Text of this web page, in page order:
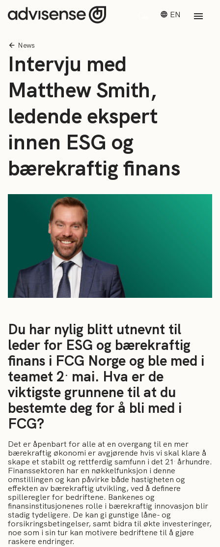
EN
News
Intervju med
Matthew Smith,
ledende ekspert
innen ESG og
bærekraftig finans
Du har nylig blitt utnevnt til
leder for ESG og bærekraftig
finans i FCG Norge og ble med i
teamet 2. mai. Hva er de
viktigste grunnene til at du
bestemte deg for å bli med i
FCG?
Det er åpenbart for alle at en overgang til en mer
bærekraftig økonomi er avgjørende hvis vi skal klare å
skape et stabilt og rettferdig samfunn i det 21 . århundre.
Finanssektoren har en nøkkelfunksjon i denne
omstillingen og kan påvirke både hastigheten og
effekten av bærekraftig utvikling, ved å definere
spilleregler for bedriftene. Bankenes og
finansinstitusjonenes rolle i bærekraftig innovasjon blir
stadig tydeligere. De kan gi gunstige låne- og
forsikringsbetingelser, samt bidra til økte investeringer,
noe som i sin tur kan motivere bedriftene til å gjøre
raskere endringer.